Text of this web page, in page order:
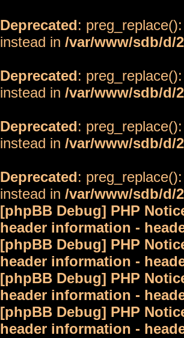
Deprecated:
instead in /var/www/sdb/d/
Deprecated:
instead in /var/www/sdb/d/
Deprecated:
instead in /var/www/sdb/d/
Deprecated:
instead in /var/www/sdb/d/
[phpBB Debug] PHP
header information -
[phpBB Debug] PHP
header information -
[phpBB Debug] PHP
header information -
[phpBB Debug] PHP
header information -